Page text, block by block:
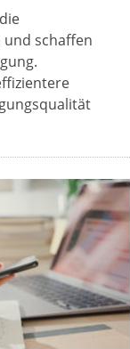
schaffen